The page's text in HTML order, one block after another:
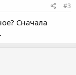
#3
Сначала